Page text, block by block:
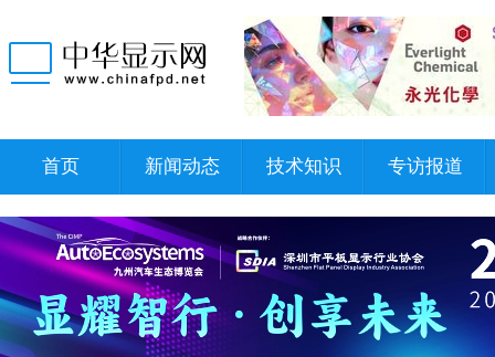
首页 新闻动态 技术知识 专访报道